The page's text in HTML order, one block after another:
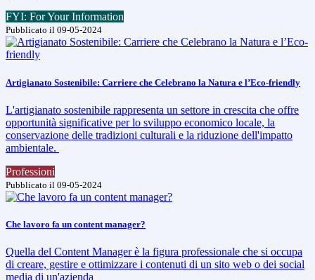
FYI: For Your Information
Pubblicato il 09-05-2024
Artigianato Sostenibile: Carriere che Celebrano la Natura e l’Eco-friendly
L'artigianato sostenibile rappresenta un settore in crescita che offre
opportunità significative per lo sviluppo economico locale, la
conservazione delle tradizioni culturali e la riduzione dell'impatto
ambientale.
Professioni
Pubblicato il 09-05-2024
Che lavoro fa un content manager?
Quella del Content Manager è la figura professionale che si occupa
di creare, gestire e ottimizzare i contenuti di un sito web o dei social
media di un'azienda